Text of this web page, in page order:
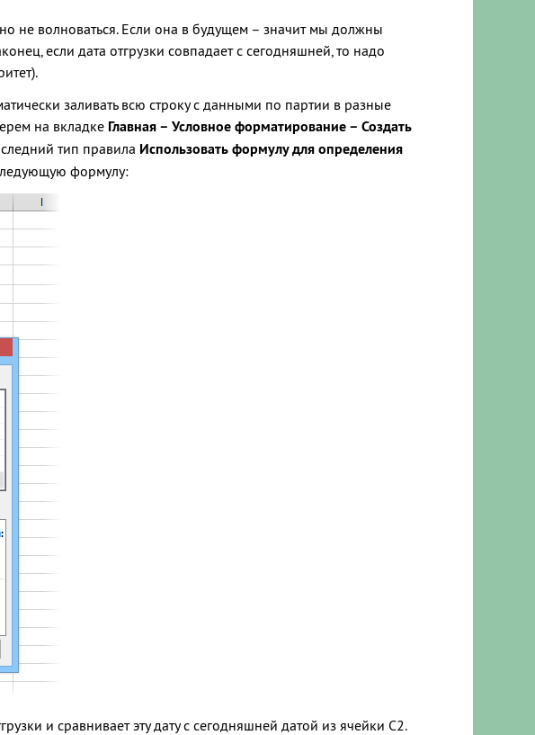
не волноваться. Если она в будущем – значит мы должны
если дата отгрузки совпадает с сегодняшней, то надо
заливать всю строку с данными по партии в разные
на вкладке Главная – Условное форматирование – Создать
тип правила Использовать формулу для определения
формулу:
и сравнивает эту дату с сегодняшней датой из ячейки C2.